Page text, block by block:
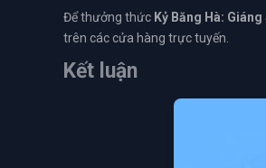
Để thưởng thức Kỷ Băng Hà:
trên các cửa hàng trực tuyến.
Kết luận